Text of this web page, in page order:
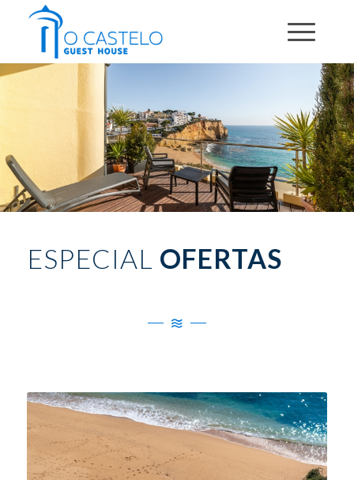
ESPECIAL OFERTAS